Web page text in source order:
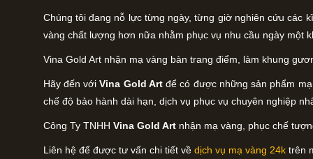
Chúng tôi đang nỗ lực từng ngày, từng giờ nghiên cứu các
vàng chất lượng hơn nữa nhằm phục vụ nhu cầu ngày một
Vina Gold Art nhận mạ vàng bàn trang điểm, làm khung
Hãy đến vớiVina Gold Artđể có được những sản phẩm
chế độ bảo hành dài hạn, dịch vụ phục vụ chuyên nghiệp
Công Ty TNHH Vina Gold Art nhận mạ vàng, phục chế
Liên hệ để được tư vấn chi tiết về dịch vụ mạ vàng 24k trên